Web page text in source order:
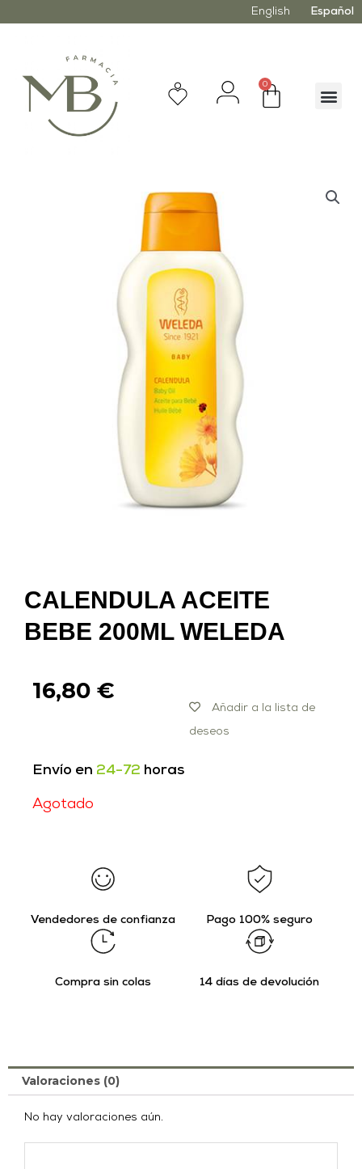
English Español
0
CALENDULA ACEITE
BEBE 200ML WELEDA
16,80 €
Añadir a la lista de
deseos
Envío en 24-72 horas
Agotado
Vendedores de confianza Pago 100% seguro
Compra sin colas 14 días de devolución
Valoraciones (0)
No hay valoraciones aún.